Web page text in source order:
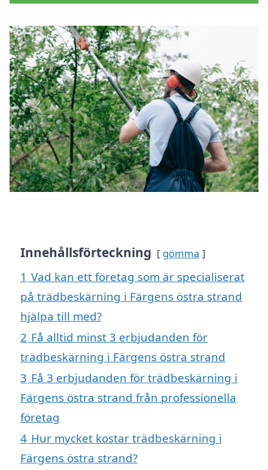
Innehållsförteckning gömma
1 Vad kan ett företag som är specialiserat
på trädbeskärning i Färgens östra strand
hjälpa till med?
2 Få alltid minst 3 erbjudanden för
trädbeskärning i Färgens östra strand
3 Få 3 erbjudanden för trädbeskärning i
Färgens östra strand från professionella
företag
4 Hur mycket kostar trädbeskärning i
Färgens östra strand?